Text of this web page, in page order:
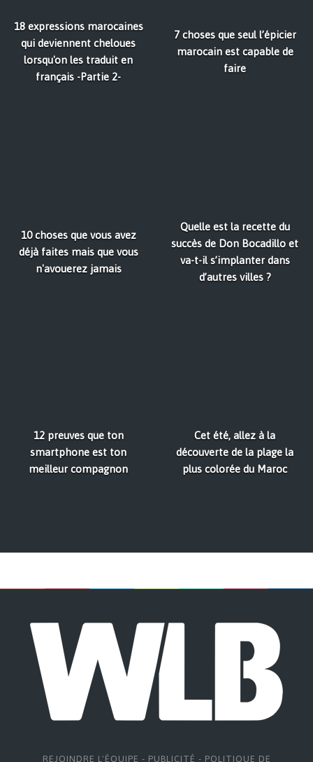
18 expressions marocaines
qui deviennent cheloues
lorsqu'on les traduit en
français -Partie 2-
7 choses que seul l’épicier
marocain est capable de
faire
10 choses que vous avez
déjà faites mais que vous
n'avouerez jamais
Quelle est la recette du
succès de Don Bocadillo et
va-t-il s’implanter dans
d’autres villes ?
12 preuves que ton
smartphone est ton
meilleur compagnon
Cet été, allez à la
découverte de la plage la
plus colorée du Maroc
REJOINDRE L'ÉQUIPE - PUBLICITÉ - POLITIQUE DE